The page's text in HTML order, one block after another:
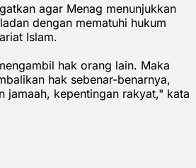
agar Menag menunjukkan
dengan mematuhi hukum
Islam.
hak orang lain. Maka
hak sebenar-benarnya,
jamaah, kepentingan rakyat," kata